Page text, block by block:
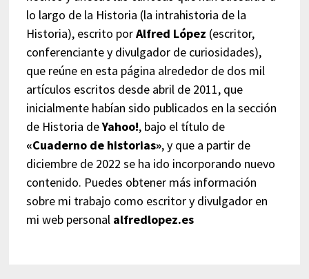
lo largo de la Historia (la intrahistoria de la
Historia), escrito porAlfred López (escritor,
conferenciante y divulgador de curiosidades),
que reúne en esta página alrededor de dos mil
artículos escritos desde abril de 2011, que
inicialmente habían sido publicados en la sección
de Historia deYahoo!, bajo el título de
«Cuaderno de historias», y que a partir de
diciembre de 2022 se ha ido incorporando nuevo
contenido. Puedes obtener más información
sobre mi trabajo como escritor y divulgador en
mi web personal alfredlopez.es